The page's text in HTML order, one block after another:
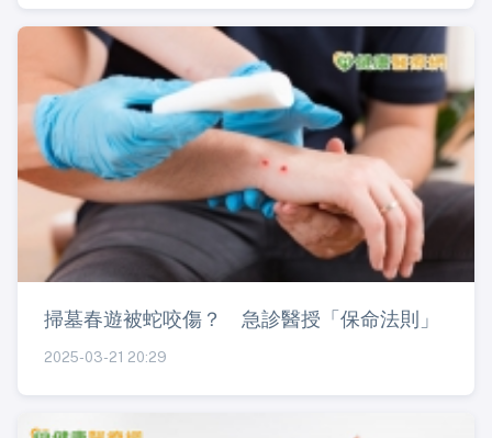
掃墓春遊被蛇咬傷？ 急診醫授「保命法則」
2025-03-21 20:29